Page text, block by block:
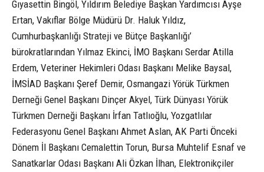
Gıyasettin Bingöl, Yıldırım Belediye Başkan Yardımcısı Ayşe
Ertan, Vakıflar Bölge Müdürü Dr. Haluk Yıldız,
Cumhurbaşkanlığı Strateji ve Bütçe Başkanlığı’
bürokratlarından Yılmaz Ekinci, İMO Başkanı Serdar Atilla
Erdem, Veteriner Hekimleri Odası Başkanı Melike Baysal,
İMSİAD Başkanı Şeref Demir, Osmangazi Yörük Türkmen
Derneği Genel Başkanı Dinçer Akyel, Türk Dünyası Yörük
Türkmen Derneği Başkanı İrfan Tatlıoğlu, Yozgatlılar
Federasyonu Genel Başkanı Ahmet Aslan, AK Parti Önceki
Dönem İl Başkanı Cemalettin Torun, Bursa Muhtelif Esnaf ve
Sanatkarlar Odası Başkanı Ali Özkan İlhan, Elektronikçiler